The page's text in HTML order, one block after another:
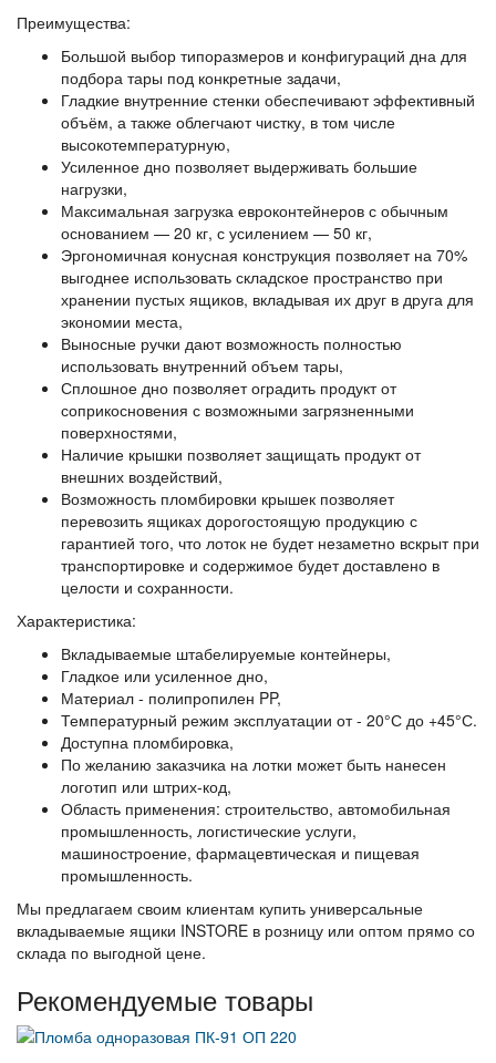
Преимущества:
Большой выбор типоразмеров и конфигураций дна для
подбора тары под конкретные задачи,
Гладкие внутренние стенки обеспечивают эффективный
объём, а также облегчают чистку, в том числе
высокотемпературную,
Усиленное дно позволяет выдерживать большие
нагрузки,
Максимальная загрузка евроконтейнеров с обычным
основанием — 20 кг, с усилением — 50 кг,
Эргономичная конусная конструкция позволяет на 70%
выгоднее использовать складское пространство при
хранении пустых ящиков, вкладывая их друг в друга для
экономии места,
Выносные ручки дают возможность полностью
использовать внутренний объем тары,
Сплошное дно позволяет оградить продукт от
соприкосновения с возможными загрязненными
поверхностями,
Наличие крышки позволяет защищать продукт от
внешних воздействий,
Возможность пломбировки крышек позволяет
перевозить ящиках дорогостоящую продукцию с
гарантией того, что лоток не будет незаметно вскрыт при
транспортировке и содержимое будет доставлено в
целости и сохранности.
Характеристика:
Вкладываемые штабелируемые контейнеры,
Гладкое или усиленное дно,
Материал - полипропилен PP,
Температурный режим эксплуатации от - 20°С до +45°С.
Доступна пломбировка,
По желанию заказчика на лотки может быть нанесен
логотип или штрих-код,
Область применения: строительство, автомобильная
промышленность, логистические услуги,
машиностроение, фармацевтическая и пищевая
промышленность.
Мы предлагаем своим клиентам купить универсальные
вкладываемые ящики INSTORE в розницу или оптом прямо со
склада по выгодной цене.
Рекомендуемые товары